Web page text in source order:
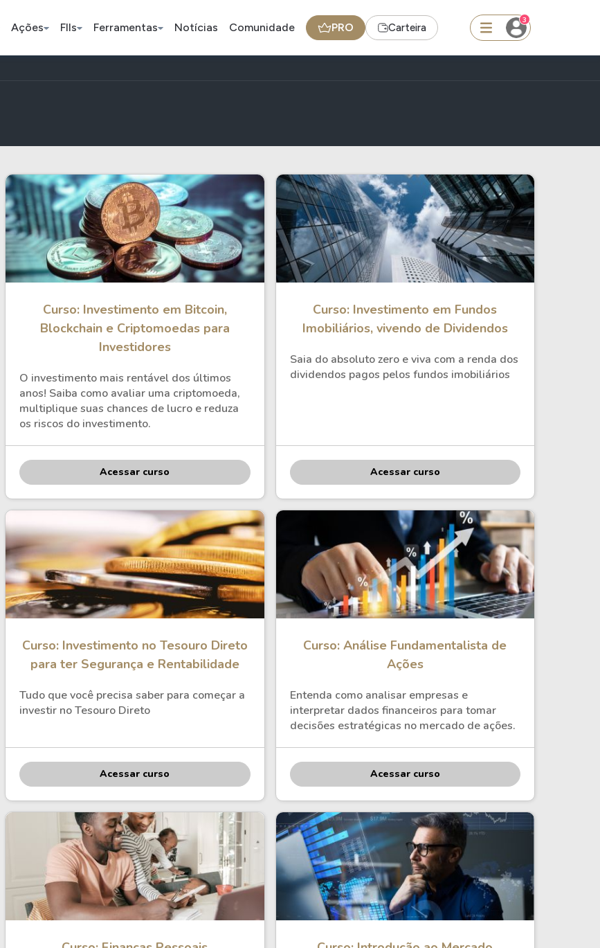
Ações FIIs Ferramentas Notícias Comunidade PRO Carteira
3
Bradesco JBS TRXF11 Dividendos
ETFs
BOVA11
IVVB11
Ver todos
Stocks
Tesla
Apple
Google
Meta
Coca-Cola
Ver todos
Criptomoedas
Bitcoin
Ethereum
Ideias
Agenda de Dividendos
Radar do Dividendo Inteligente
Comparador de Ativos
As Ações Mais Buscadas
Guia do Iniciante
Curso: Investimento em Bitcoin,
Blockchain e Criptomoedas para
Investidores
O investimento mais rentável dos últimos
anos! Saiba como avaliar uma criptomoeda,
multiplique suas chances de lucro e reduza
os riscos do investimento.
Acessar curso
Curso: Investimento em Fundos
Imobiliários, vivendo de Dividendos
Saia do absoluto zero e viva com a renda dos
dividendos pagos pelos fundos imobiliários
Acessar curso
Curso: Investimento no Tesouro Direto
para ter Segurança e Rentabilidade
Tudo que você precisa saber para começar a
investir no Tesouro Direto
Acessar curso
Curso: Análise Fundamentalista de
Ações
Entenda como analisar empresas e
interpretar dados financeiros para tomar
decisões estratégicas no mercado de ações.
Acessar curso